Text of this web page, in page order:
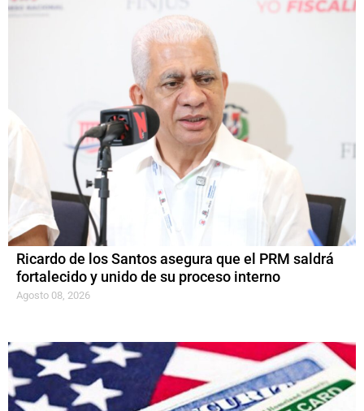
Ricardo de los Santos asegura que el PRM saldrá
fortalecido y unido de su proceso interno
Agosto 08, 2026